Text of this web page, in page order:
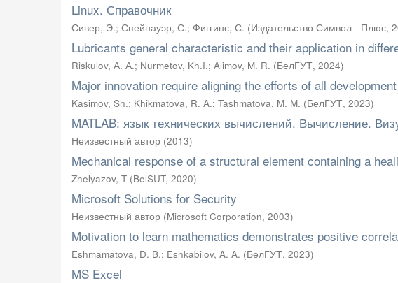
Linux. Справочник
Сивер, Э.; Спейнауэр, С.; Фиггинс, С. (Издательство Символ - Плюс,
Lubricants general characteristic and their application in
Riskulov, А. А.; Nurmetov, Kh.I.; Alimov, M. R. (БелГУТ, 2024)
Major innovation require aligning the efforts of all development
Kasimov, Sh.; Khikmatova, R. A.; Tashmatova, M. M. (БелГУТ, 2023)
MATLAB: язык технических вычислений. Вычисление.
Неизвестный автор (2013)
Mechanical response of a structural element containing a
Zhelyazov, T (BelSUT, 2020)
Microsoft Solutions for Security
Неизвестный автор (Microsoft Corporation, 2003)
Motivation to learn mathematics demonstrates positive
Eshmamatova, D. B.; Eshkabilov, A. A. (БелГУТ, 2023)
MS Excel